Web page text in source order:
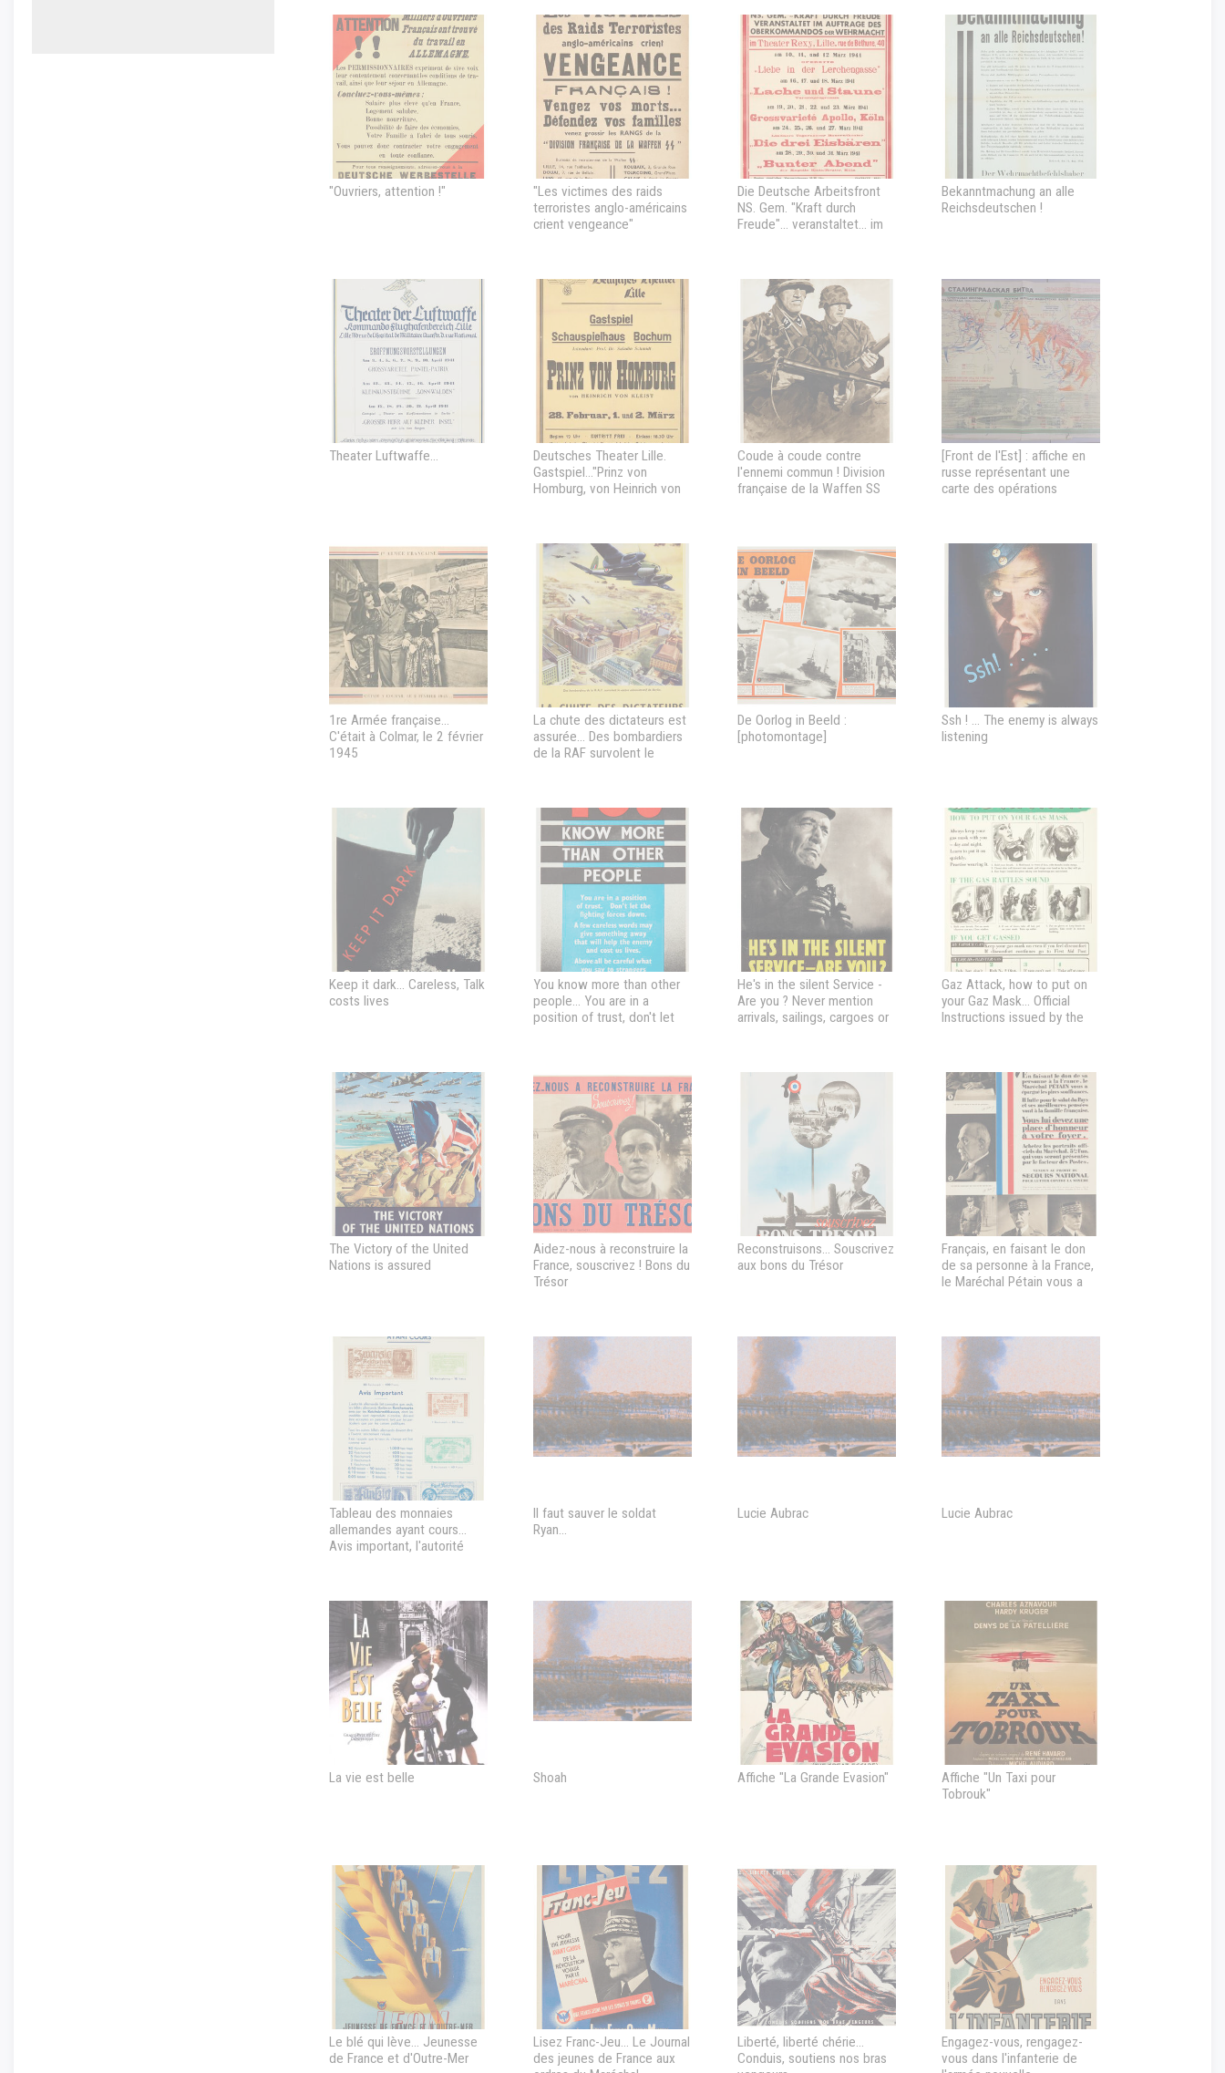
"Ouvriers, attention !"
"Les victimes des raids
terroristes anglo-américains
crient vengeance"
Die Deutsche Arbeitsfront
NS. Gem. "Kraft durch
Freude"... veranstaltet... im
soldats de la Wehrmacht au
Théâtre Rexy de Lille, du 10
au 31 mars 1941]
Bekanntmachung an alle
Reichsdeutschen !
Theater Luftwaffe...
Deutsches Theater Lille.
Gastspiel..."Prinz von
Homburg, von Heinrich von
Coude à coude contre
l'ennemi commun ! Division
française de la Waffen SS
qui devrait l'accompagner]
[Front de l'Est] : affiche en
russe représentant une
carte des opérations
probablement état des
pertes civiles
1re Armée française...
C'était à Colmar, le 2 février
1945
La chute des dictateurs est
assurée... Des bombardiers
de la RAF survolent le
De Oorlog in Beeld :
[photomontage]
Ssh ! ... The enemy is always
listening
Keep it dark... Careless, Talk
costs lives
You know more than other
people... You are in a
position of trust, don't let
He's in the silent Service -
Are you ? Never mention
arrivals, sailings, cargoes or
Gaz Attack, how to put on
your Gaz Mask... Official
Instructions issued by the
The Victory of the United
Nations is assured
Aidez-nous à reconstruire la
France, souscrivez ! Bons du
Trésor
Reconstruisons... Souscrivez
aux bons du Trésor
Français, en faisant le don
de sa personne à la France,
le Maréchal Pétain vous a
Maréchal...
Tableau des monnaies
allemandes ayant cours...
Avis important, l'autorité
dont les modèles sont
reproduits ci-contre doivent
être acceptés en
paiement...
Il faut sauver le soldat
Ryan...
Lucie Aubrac Lucie Aubrac
La vie est belle Shoah Affiche "La Grande Evasion"
Affiche "Un Taxi pour
Tobrouk"
Le blé qui lève... Jeunesse
de France et d'Outre-Mer
Lisez Franc-Jeu... Le Journal
des jeunes de France aux
Liberté, liberté chérie...
Conduis, soutiens nos bras
Engagez-vous, rengagez-
vous dans l'infanterie de